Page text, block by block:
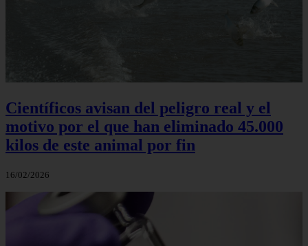
Científicos avisan del peligro real y el
motivo por el que han eliminado 45.000
kilos de este animal por fin
16/02/2026